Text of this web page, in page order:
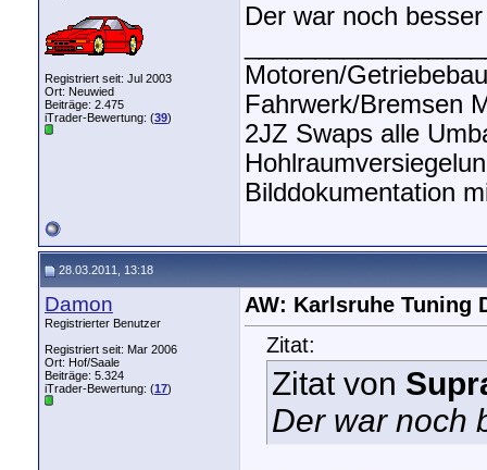
Registriert seit: Jul 2003
Ort: Neuwied
Beiträge: 2.475
iTrader-Bewertung: (39)
Der war noch
Motoren/
Fahrwerk/Bremsen
2JZ Swaps alle
Bilddokumentation
28.03.2011, 13:18
Damon
Registrierter Benutzer
Registriert seit: Mar 2006
Ort: Hof/Saale
Beiträge: 5.324
iTrader-Bewertung: (17)
AW: Karlsruhe Tuning
Zitat:
Zitat von
Der war noch